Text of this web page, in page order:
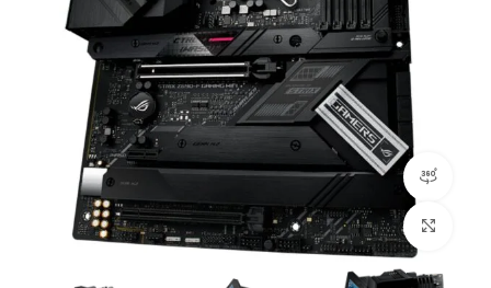
مشاهده 360 درجه
بزرگنمایی تصویر